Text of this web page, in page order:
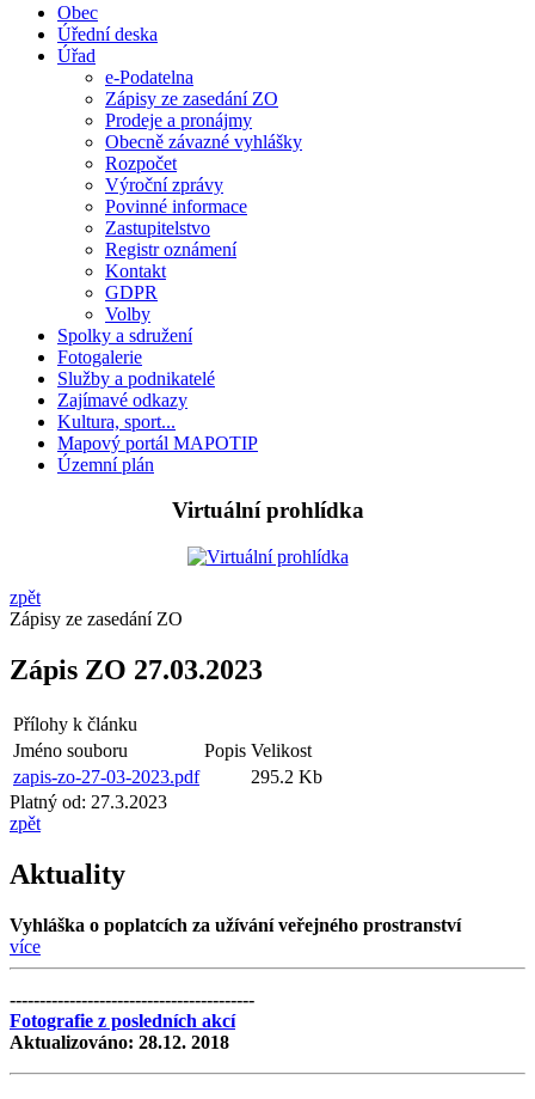
Obec
Úřední deska
Úřad
e-Podatelna
Zápisy ze zasedání ZO
Prodeje a pronájmy
Obecně závazné vyhlášky
Rozpočet
Výroční zprávy
Povinné informace
Zastupitelstvo
Registr oznámení
Kontakt
GDPR
Volby
Spolky a sdružení
Fotogalerie
Služby a podnikatelé
Zajímavé odkazy
Kultura, sport...
Mapový portál MAPOTIP
Územní plán
Virtuální prohlídka
zpět
Zápisy ze zasedání ZO
Zápis ZO 27.03.2023
Přílohy k článku
Jméno souboru
Popis Velikost
zapis-zo-27-03-2023.pdf
295.2 Kb
Platný od: 27.3.2023
zpět
Aktuality
Vyhláška o poplatcích za užívání veřejného prostranství
více
-----------------------------------------
Fotografie z posledních akcí
Aktualizováno: 28.12. 2018